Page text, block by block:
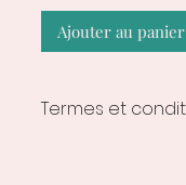
Ajouter au panier
Termes et